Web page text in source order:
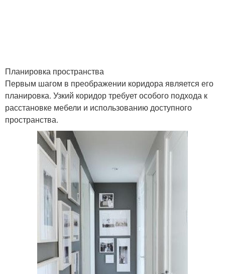
Планировка пространства
Первым шагом в преображении коридора является его
планировка. Узкий коридор требует особого подхода к
расстановке мебели и использованию доступного
пространства.